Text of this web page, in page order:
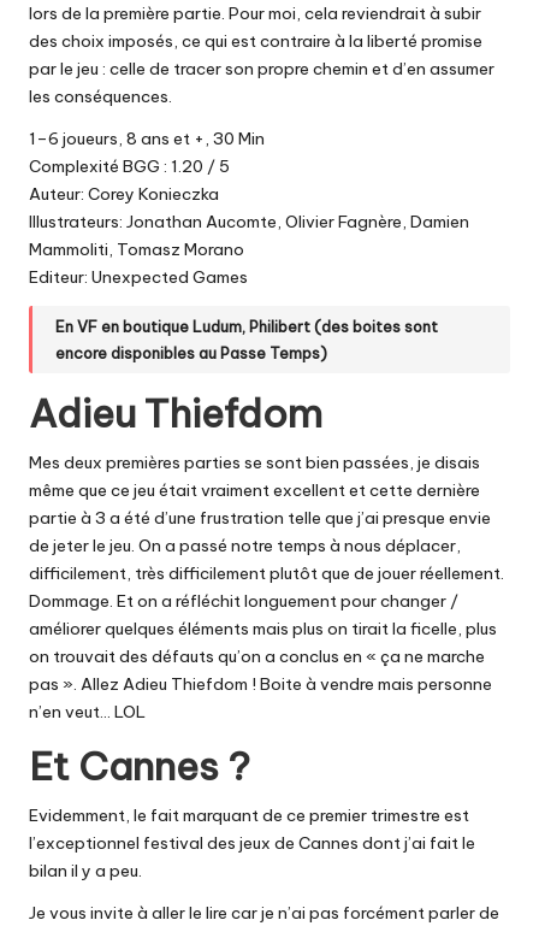
lors de la première partie. Pour moi, cela reviendrait à subir
des choix imposés, ce qui est contraire à la liberté promise
par le jeu : celle de tracer son propre chemin et d’en assumer
les conséquences.
1–6 joueurs, 8 ans et +, 30 Min
Complexité BGG : 1.20 / 5
Auteur: Corey Konieczka
Illustrateurs: Jonathan Aucomte, Olivier Fagnère, Damien
Mammoliti, Tomasz Morano
Editeur: Unexpected Games
En VF en boutique Ludum, Philibert(des boites sont
encore disponiblesau Passe Temps)
Adieu Thiefdom
Mes deux premières parties se sont bien passées, je disais
même que ce jeu était vraiment excellent et cette dernière
partie à 3 a été d’une frustration telle que j’ai presque envie
de jeter le jeu. On a passé notre temps à nous déplacer,
difficilement, très difficilement plutôt que de jouer réellement.
Dommage. Et on a réfléchit longuement pour changer /
améliorer quelques éléments mais plus on tirait la ficelle, plus
on trouvait des défauts qu’on a conclus en « ça ne marche
pas ». Allez Adieu Thiefdom ! Boite à vendre mais personne
n’en veut… LOL
Et Cannes ?
Evidemment, le fait marquant de ce premier trimestre est
l’exceptionnel festival des jeux de Cannes dont j’ai faitle
bilan il y a peu.
Je vous invite à aller le lire car je n’ai pas forcément parler de